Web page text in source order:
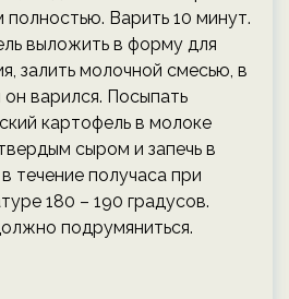
Варить 10 минут.
выложить в форму для
залить молочной смесью, в
варился. Посыпать
картофель в молоке
сыром и запечь в
течение получаса при
180 – 190 градусов.
подрумяниться.